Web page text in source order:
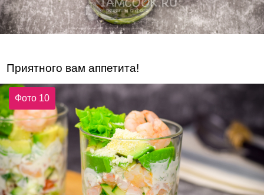
Приятного вам аппетита!
Фото 10